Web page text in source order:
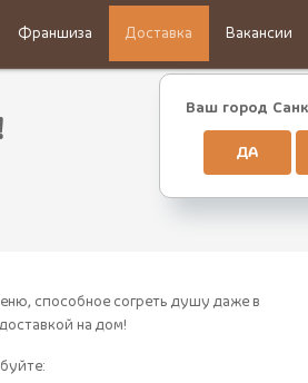
Франшиза Доставка Вакансии
Ваш город
ДА
способное согреть душу даже в
на дом!